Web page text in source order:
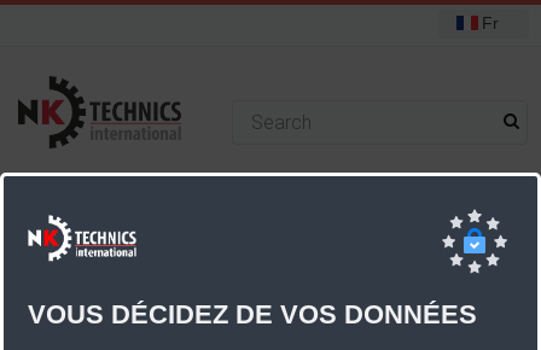
Fr
+31 (0) 314 393751
Plaques de jonctions
Plaques de jonctions AT3
VOUS DÉCIDEZ DE VOS DONNÉES